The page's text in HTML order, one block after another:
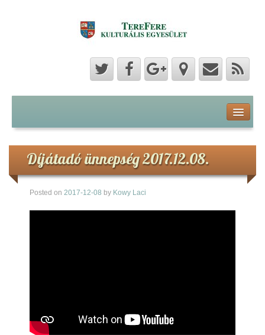
Hozzászólások
Hírek
Képek
Díjátadó ünnepség 2017.12.08.
Posted on 2017-12-08 by Kowy Laci